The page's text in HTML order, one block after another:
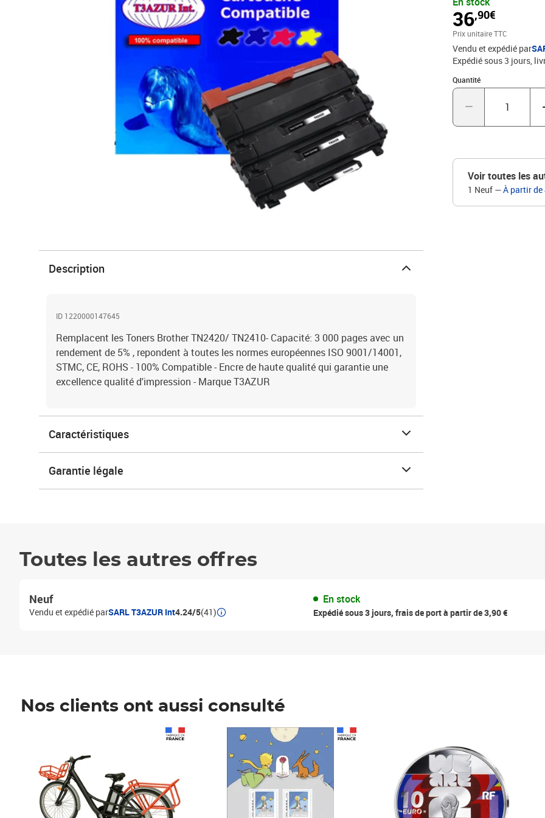
36,90€
Prix unitaire TTC
Vendu et expédié par
Expédié sous 3 jours
Quantité
Quantité : 1
Voir toutes les
1 Neuf —À partir de
Description
ID 1220000147645
Remplacent les Toners Brother TN2420/ TN2410- Capacité: 3 000 pages avec un
rendement de 5% , repondent à toutes les normes européennes ISO 9001/14001,
STMC, CE, ROHS - 100% Compatible - Encre de haute qualité qui garantie une
excellence qualité d'impression - Marque T3AZUR
Caractéristiques
Garantie légale
Toutes les autres offres
Neuf
Vendu et expédié parSARL T3AZUR Int4.24/5(41)
En stock
Expédié sous 3 jours, frais de port à partir de 3,90 €
Nos clients ont aussi consulté
Prix 7,50€